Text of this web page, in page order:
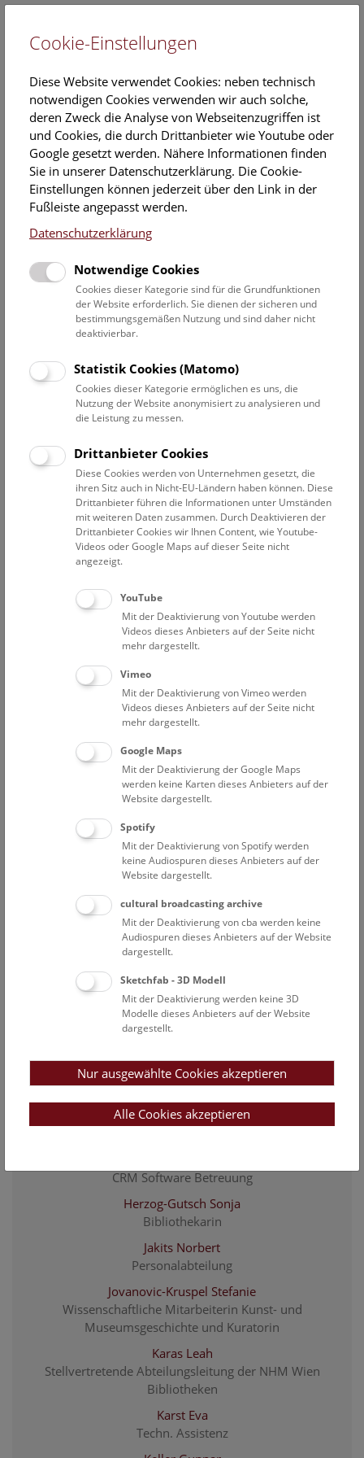
EN
Maria Dang
Position:
Formalerschließung
maria.dang@nhm.at
Telefon:+43 1 52177 581
Mitarbeiterübersicht Naturhistorisches Museum
Fachabteilungen
Altenburger Markus
Elektriker
Bächle Tabita
Projektmitarbeiterin „BMKÖS – Kulturerbe digital II“
Bauer Michael
Elektro-, Ausstellungs-, Veranstaltungs- und
Bauer-Thell Wilhelm
Personenfotograf
Personalabteilung
Burger-Koch Sabine
Personalabteilung
Endler Christina
Tischlerin
Fiedler Sarah Magdalena
Abteilungsleitung der NHM Wien Bibliotheken
Fischer Christian
Leiter Gebäude & Sicherheit
Fürst Isabella
Greber Gabriel
Bibliothekar
Gestaltungsteam/Ausstellungsmanagement
Hadzibegovic Hanna
Projektmitarbeiterin
Stv. Leiter Gebäude & Sicherheit; Ausstellungs- und
Medientechnik
Hedberg Verena
CRM Software Betreuung
Herzog-Gutsch Sonja
Bibliothekarin
Jakits Norbert
Personalabteilung
Jovanovic-Kruspel Stefanie
Wissenschaftliche Mitarbeiterin Kunst- und
Museumsgeschichte und Kuratorin
Karas Leah
Stellvertretende Abteilungsleitung der NHM Wien
Bibliotheken
Karst Eva
Techn. Assistenz
Cookie-Einstellungen
Diese Website verwendet Cookies: neben technisch
notwendigen Cookies verwenden wir auch solche,
deren Zweck die Analyse von Webseitenzugriffen ist
und Cookies, die durch Drittanbieter wie Youtube oder
Google gesetzt werden. Nähere Informationen finden
Sie in unserer Datenschutzerklärung. Die Cookie-
Einstellungen können jederzeit über den Link in der
Fußleiste angepasst werden.
Datenschutzerklärung
Notwendige Cookies
Cookies dieser Kategorie sind für die Grundfunktionen
der Website erforderlich. Sie dienen der sicheren und
bestimmungsgemäßen Nutzung und sind daher nicht
deaktivierbar.
Statistik Cookies (Matomo)
Cookies dieser Kategorie ermöglichen es uns, die
Nutzung der Website anonymisiert zu analysieren und
die Leistung zu messen.
Drittanbieter Cookies
Diese Cookies werden von Unternehmen gesetzt, die
ihren Sitz auch in Nicht-EU-Ländern haben können. Diese
Drittanbieter führen die Informationen unter Umständen
mit weiteren Daten zusammen. Durch Deaktivieren der
Drittanbieter Cookies wir Ihnen Content, wie Youtube-
Videos oder Google Maps auf dieser Seite nicht
angezeigt.
YouTube
Mit der Deaktivierung von Youtube werden
Videos dieses Anbieters auf der Seite nicht
mehr dargestellt.
Vimeo
Mit der Deaktivierung von Vimeo werden
Videos dieses Anbieters auf der Seite nicht
mehr dargestellt.
Google Maps
Mit der Deaktivierung der Google Maps
werden keine Karten dieses Anbieters auf der
Website dargestellt.
Spotify
Mit der Deaktivierung von Spotify werden
keine Audiospuren dieses Anbieters auf der
Website dargestellt.
cultural broadcasting archive
Mit der Deaktivierung von cba werden keine
Audiospuren dieses Anbieters auf der Website
dargestellt.
Sketchfab - 3D Modell
Mit der Deaktivierung werden keine 3D
Modelle dieses Anbieters auf der Website
dargestellt.
Nur ausgewählte Cookies akzeptieren
Alle Cookies akzeptieren